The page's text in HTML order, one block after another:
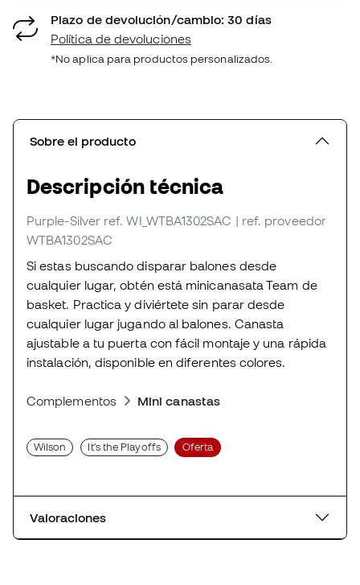
Plazo de devolución/cambio: 30 días
Política de devoluciones
*No aplica para productos personalizados.
Sobre el producto
Descripción técnica
Purple-Silver ref. WI_WTBA1302SAC | ref. proveedor
WTBA1302SAC
Si estas buscando disparar balones desde
cualquier lugar, obtén está minicanasata Team de
basket. Practica y diviértete sin parar desde
cualquier lugar jugando al balones. Canasta
ajustable a tu puerta con fácil montaje y una rápida
instalación, disponible en diferentes colores.
Complementos Mini canastas
Wilson It's the Playoffs Oferta
Valoraciones